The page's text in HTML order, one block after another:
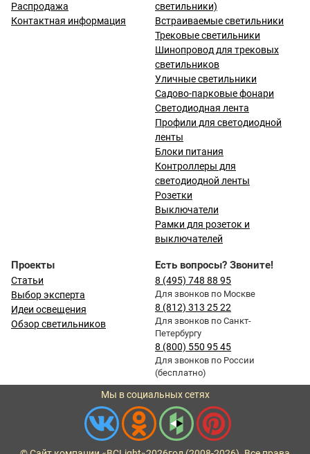
Распродажа
Контактная информация
светильники)
Встраиваемые светильники
Трековые светильники
Шинопровод для трековых
светильников
Уличные светильники
Садово-парковые фонари
Светодиодная лента
Профили для светодиодной
ленты
Блоки питания
Контроллеры для
светодиодной ленты
Розетки
Выключатели
Рамки для розеток и
выключателей
Проекты
Статьи
Выбор эксперта
Идеи освещения
Обзор светильников
Есть вопросы? Звоните!
8 (495) 748 88 95
Для звонков по Москве
8 (812) 313 25 22
Для звонков по Санкт-
Петербургу
8 (800) 550 95 45
Для звонков по России
(бесплатно)
Мы в социальных сетях